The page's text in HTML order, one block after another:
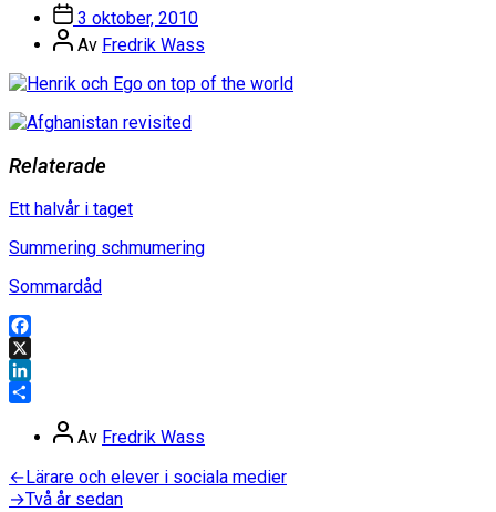
Inläggsdatum
3 oktober, 2010
Inläggsförfattare
Av Fredrik Wass
Relaterade
Ett halvår i taget
Summering schmumering
Sommardåd
Facebook
X
LinkedIn
Inläggsförfattare
Av Fredrik Wass
Inläggsnavigering
←Föregående
inlägg:
Lärare och elever i sociala medier
→Nästa
Två år sedan